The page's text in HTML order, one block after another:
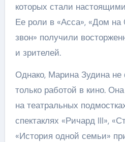
которых стали
Ее роли в «Асса», «Дом на
звон» получили
и зрителей.
Однако, Марина Зудина не
только работой в кино.
на театральных
спектаклях «Ричард III»,
«История одной семьи»